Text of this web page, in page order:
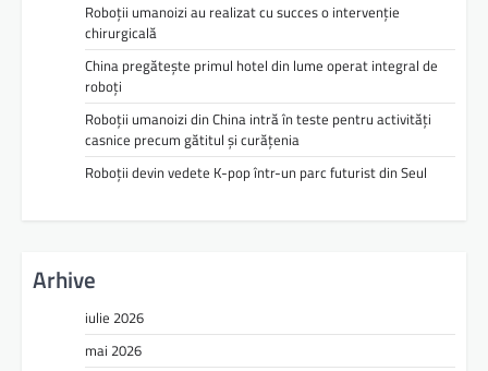
Roboții umanoizi au realizat cu succes o intervenție
chirurgicală
China pregătește primul hotel din lume operat integral de
roboți
Roboții umanoizi din China intră în teste pentru activități
casnice precum gătitul și curățenia
Roboții devin vedete K-pop într-un parc futurist din Seul
Arhive
iulie 2026
mai 2026